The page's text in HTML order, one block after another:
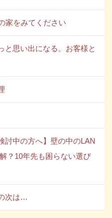
家をみてください
と思い出になる。お客様と
討中の方へ】壁の中のLAN
？10年先も困らない選び
次は…